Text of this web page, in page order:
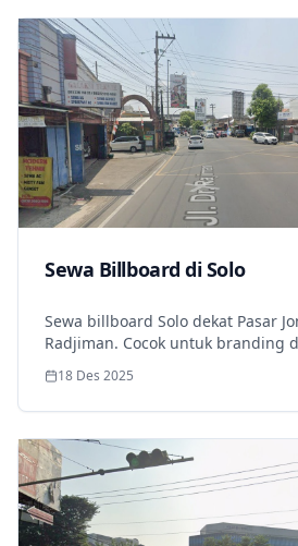
Sewa Billboard di Solo
Sewa billboard Solo dekat Pasar
Radjiman. Cocok untuk branding
tinggi siang dan malam.
18 Des 2025